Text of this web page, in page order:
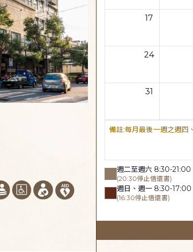
17
24
31
每月最後一週之週四
週二至週六 8:30-21:00
(20:30停止借還書)
週日、週一 8:30-17:00
(16:30停止借還書)